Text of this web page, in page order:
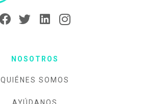
NOSOTROS
QUIÉNES SOMOS